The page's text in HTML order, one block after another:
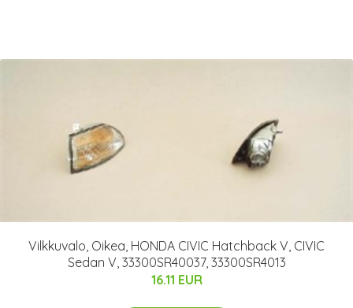
Vilkkuvalo, Oikea, HONDA CIVIC Hatchback V, CIVIC
Sedan V, 33300SR40037, 33300SR4013
16.11 EUR